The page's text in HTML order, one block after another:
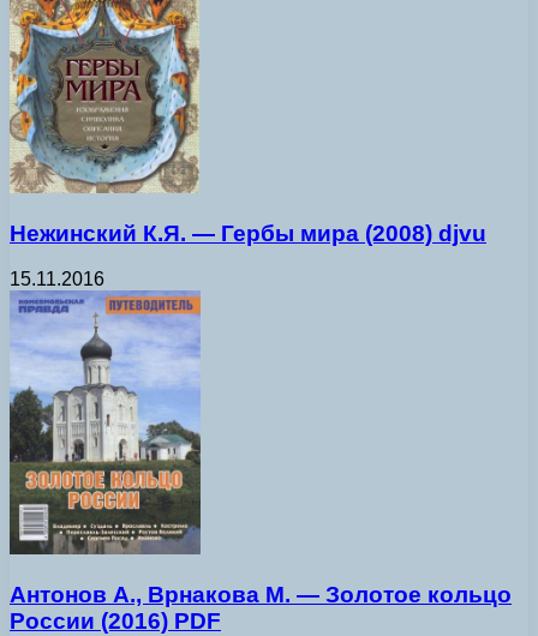
Нежинский К.Я. — Гербы мира (2008) djvu
15.11.2016
Антонов А., Врнакова М. — Золотое кольцо
России (2016) PDF